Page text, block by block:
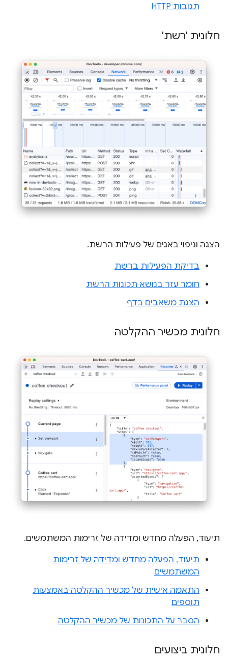
תגובות HTTP
חלונית 'רשת'
הצגה וניפוי באגים של פעילות הרשת.
בדיקת הפעילות ברשת
חומר עזר בנושא תכונות הרשת
הצגת משאבים בדף
חלונית מכשיר ההקלטה
תיעוד, הפעלה מחדש ומדידה של זרימות המשתמשים.
תיעוד, הפעלה מחדש ומדידה של זרימות
המשתמשים
התאמה אישית של מכשיר ההקלטה באמצעות
תוספים
הסבר על התכונות של מכשיר ההקלטה
חלונית ביצועים